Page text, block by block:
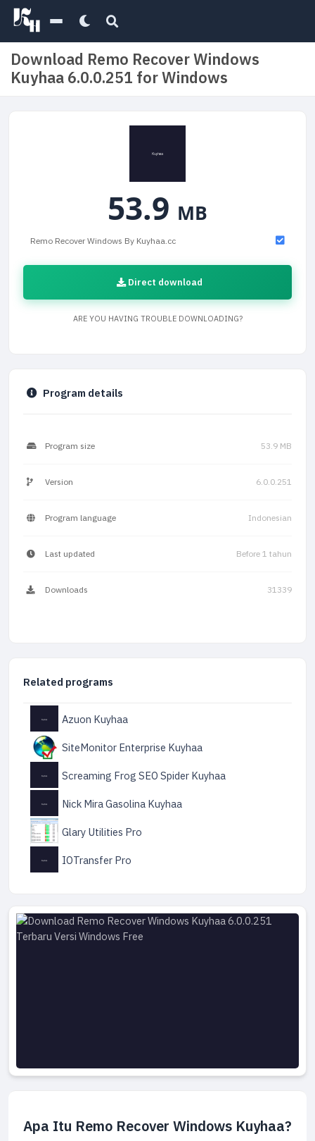
Download Remo Recover Windows
Kuyhaa 6.0.0.251 for Windows
Apa Itu Remo Recover Windows Kuyhaa?
53.9 MB
Remo Recover Windows By Kuyhaa.cc
Direct download
ARE YOU HAVING TROUBLE DOWNLOADING?
Program details
Program size 53.9 MB
Version 6.0.0.251
Program language Indonesian
Last updated Before 1 tahun
Downloads 31339
Related programs
Azuon Kuyhaa
SiteMonitor Enterprise Kuyhaa
Screaming Frog SEO Spider Kuyhaa
Nick Mira Gasolina Kuyhaa
Glary Utilities Pro
IOTransfer Pro